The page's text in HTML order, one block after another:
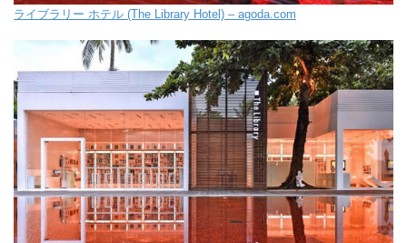
ライブラリー ホテル (The Library Hotel) – agoda.com